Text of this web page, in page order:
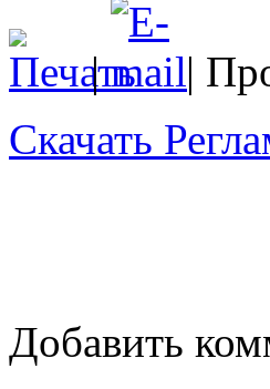
|
|
Скачать
Добавить